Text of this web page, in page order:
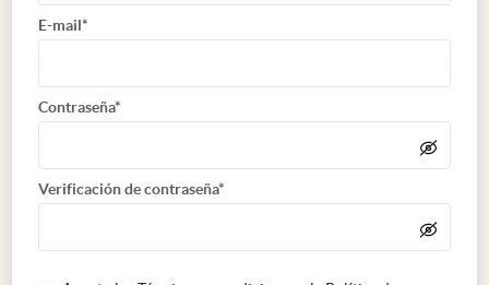
E-mail*
Contraseña*
Verificación de contraseña*